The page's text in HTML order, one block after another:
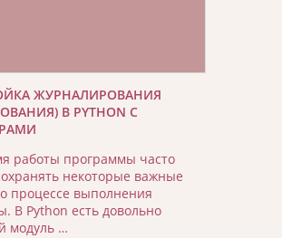
ЖУРНАЛИРОВАНИЯ
В PYTHON С
работы программы часто
некоторые важные
процессе выполнения
В Python есть довольно
модуль …